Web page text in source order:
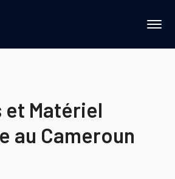
Matériel
au Cameroun